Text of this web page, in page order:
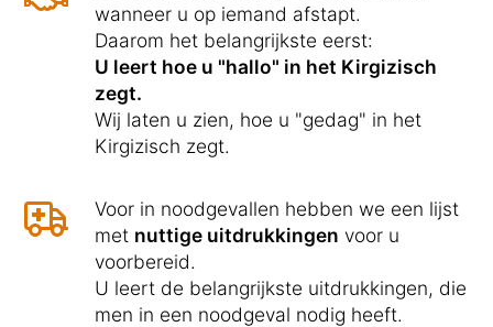
wanneer u op iemand afstapt.
Daarom het belangrijkste eerst:
U leert hoe u "hallo" in het Kirgizisch
zegt.
Wij laten u zien, hoe u "gedag" in het
Kirgizisch zegt.
Voor in noodgevallen hebben we een lijst
met nuttige uitdrukkingen voor u
voorbereid.
U leert de belangrijkste uitdrukkingen, die
men in een noodgeval nodig heeft.